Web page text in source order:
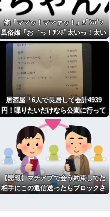
俺「ママッ！ママァッ！」ﾊﾟﾝﾊﾟﾝ
風俗嬢「お゛っ！ﾁﾝﾎﾟ太いっ！太い
っ！はみ出るぅっ！」wwww
居酒屋「6人で長居して会計4939
円！喋りたいだけなら公園に行って
くれ（怒」
【悲報】マチアプで会う約束してた
相手にこの返信送ったらブロックさ